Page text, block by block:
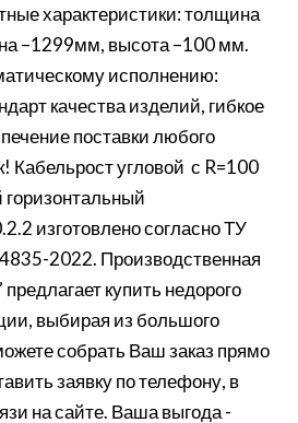
характеристики: толщина
–1299мм, высота –100 мм.
исполнению:
качества изделий, гибкое
поставки любого
Кабельрост угловой с R=100
изготовлено согласно ТУ
2022. Производственная
купить недорого
выбирая из большого
собрать Ваш заказ прямо
заявку по телефону, в
на сайте. Ваша выгода -